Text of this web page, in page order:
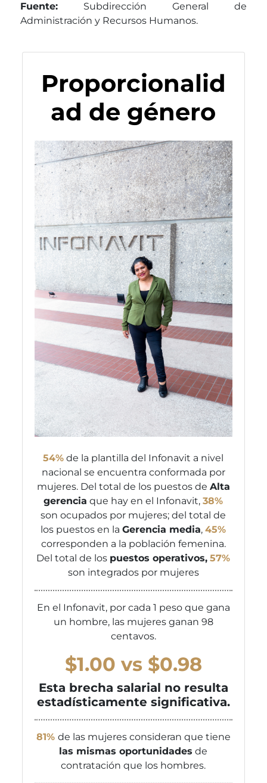
Fuente:Subdirección General de
Administración y Recursos Humanos.
Proporcionalid
ad de género
54% de la plantilla del Infonavit a nivel
nacional se encuentra conformada por
mujeres. Del total de los puestos de Alta
gerencia que hay en el Infonavit,38%
son ocupados por mujeres; del total de
los puestos en laGerencia media,45%
corresponden a la población femenina.
Del total de los puestos operativos, 57%
son integrados por mujeres
En el Infonavit, por cada 1 peso que gana
un hombre, las mujeres ganan 98
centavos.
$1.00 vs $0.98
Esta brecha salarial no resulta
estadísticamente significativa.
81% de las mujeres consideran que tiene
las mismas oportunidades de
contratación que los hombres.